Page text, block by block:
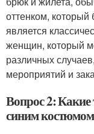
оттенком, который
является
женщин, который
различных
мероприятий и
Вопрос 2: Какие
синим